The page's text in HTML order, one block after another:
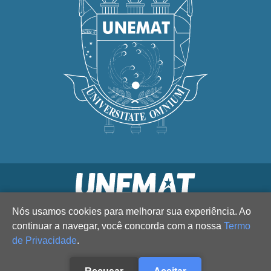
Nós usamos cookies para melhorar sua experiência. Ao
continuar a navegar, você concorda com a nossa Termo
de Privacidade.